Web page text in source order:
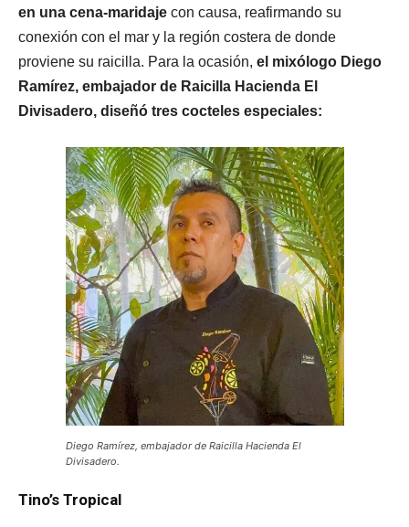
en una cena-maridaje con causa, reafirmando su
conexión con el mar y la región costera de donde
proviene su raicilla. Para la ocasión, el mixólogo Diego
Ramírez, embajador de Raicilla Hacienda El
Divisadero, diseñó tres cocteles especiales:
Diego Ramírez, embajador de Raicilla Hacienda El
Divisadero.
Tino’s Tropical